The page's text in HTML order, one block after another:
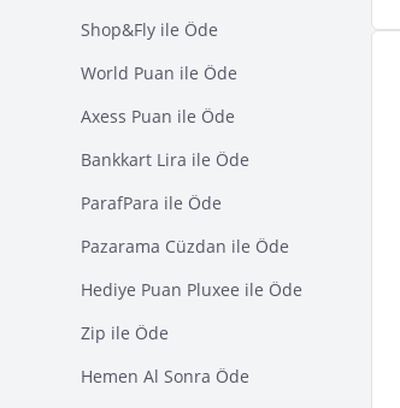
Shop&Fly ile Öde
World Puan ile Öde
Axess Puan ile Öde
Bankkart Lira ile Öde
ParafPara ile Öde
Pazarama Cüzdan ile Öde
Hediye Puan Pluxee ile Öde
Zip ile Öde
Hemen Al Sonra Öde